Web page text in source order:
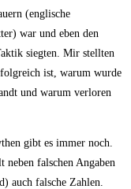
(englische
war und eben den
siegten. Mir stellten
ist, warum wurde
und warum verloren
gibt es immer noch.
neben falschen Angaben
auch falsche Zahlen.